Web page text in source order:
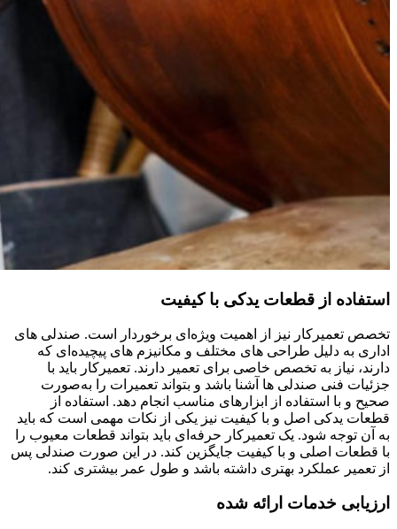
استفاده از قطعات یدکی با کیفیت
تخصص تعمیرکار نیز از اهمیت ویژه‌ای برخوردار است. صندلی ‌های
اداری به دلیل طراحی‌ های مختلف و مکانیزم ‌های پیچیده‌ای که
دارند، نیاز به تخصص خاصی برای تعمیر دارند. تعمیرکار باید با
جزئیات فنی صندلی‌ ها آشنا باشد و بتواند تعمیرات را به‌صورت
صحیح و با استفاده از ابزارهای مناسب انجام دهد. استفاده از
قطعات یدکی اصل و با کیفیت نیز یکی از نکات مهمی است که باید
به آن توجه شود. یک تعمیرکار حرفه‌ای باید بتواند قطعات معیوب را
با قطعات اصلی و با کیفیت جایگزین کند. در این صورت صندلی پس
از تعمیر عملکرد بهتری داشته باشد و طول عمر بیشتری کند.
ارزیابی خدمات ارائه شده